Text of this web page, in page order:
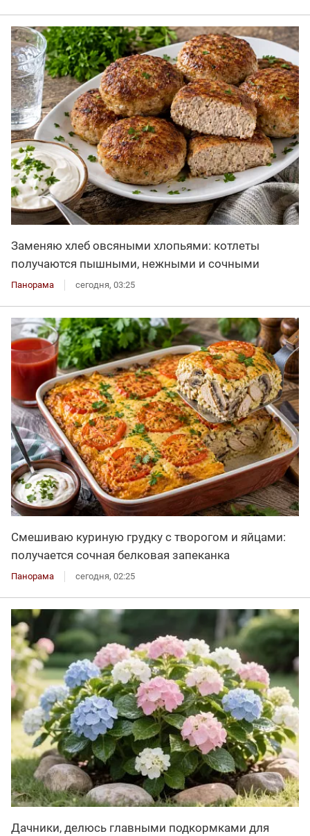
Заменяю хлеб овсяными хлопьями: котлеты
получаются пышными, нежными и сочными
Панорама сегодня, 03:25
Смешиваю куриную грудку с творогом и яйцами:
получается сочная белковая запеканка
Панорама сегодня, 02:25
Дачники, делюсь главными подкормками для